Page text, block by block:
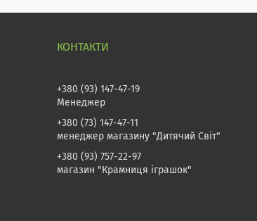
+380 (93) 147-47-19
Менеджер
+380 (73) 147-47-11
менеджер магазину "Дитячий Світ"
+380 (93) 757-22-97
магазин "Крамниця іграшок"